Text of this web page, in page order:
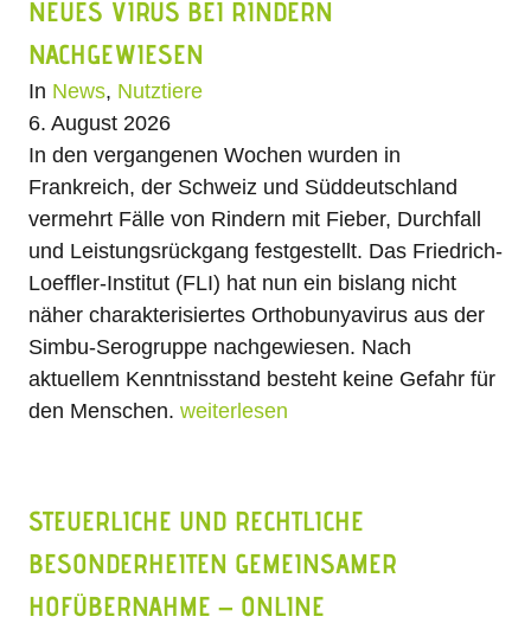
NEUES VIRUS BEI RINDERN
NACHGEWIESEN
In News, Nutztiere
6. August 2026
In den vergangenen Wochen wurden in
Frankreich, der Schweiz und Süddeutschland
vermehrt Fälle von Rindern mit Fieber, Durchfall
und Leistungsrückgang festgestellt. Das Friedrich-
Loeffler-Institut (FLI) hat nun ein bislang nicht
näher charakterisiertes Orthobunyavirus aus der
Simbu-Serogruppe nachgewiesen. Nach
aktuellem Kenntnisstand besteht keine Gefahr für
den Menschen. weiterlesen
STEUERLICHE UND RECHTLICHE
BESONDERHEITEN GEMEINSAMER
HOFÜBERNAHME – ONLINE